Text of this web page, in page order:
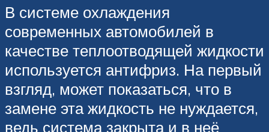
В системе охлаждения
современных автомобилей в
качестве теплоотводящей жидкости
используется антифриз. На первый
взгляд, может показаться, что в
замене эта жидкость не нуждается,
ведь система закрыта и в неё